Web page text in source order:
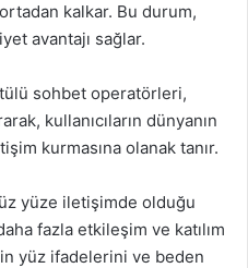
kalkar. Bu durum,
avantajı sağlar.
sohbet operatörleri,
kullanıcıların dünyanın
kurmasına olanak tanır.
yüze iletişimde olduğu
fazla etkileşim ve katılım
yüz ifadelerini ve beden